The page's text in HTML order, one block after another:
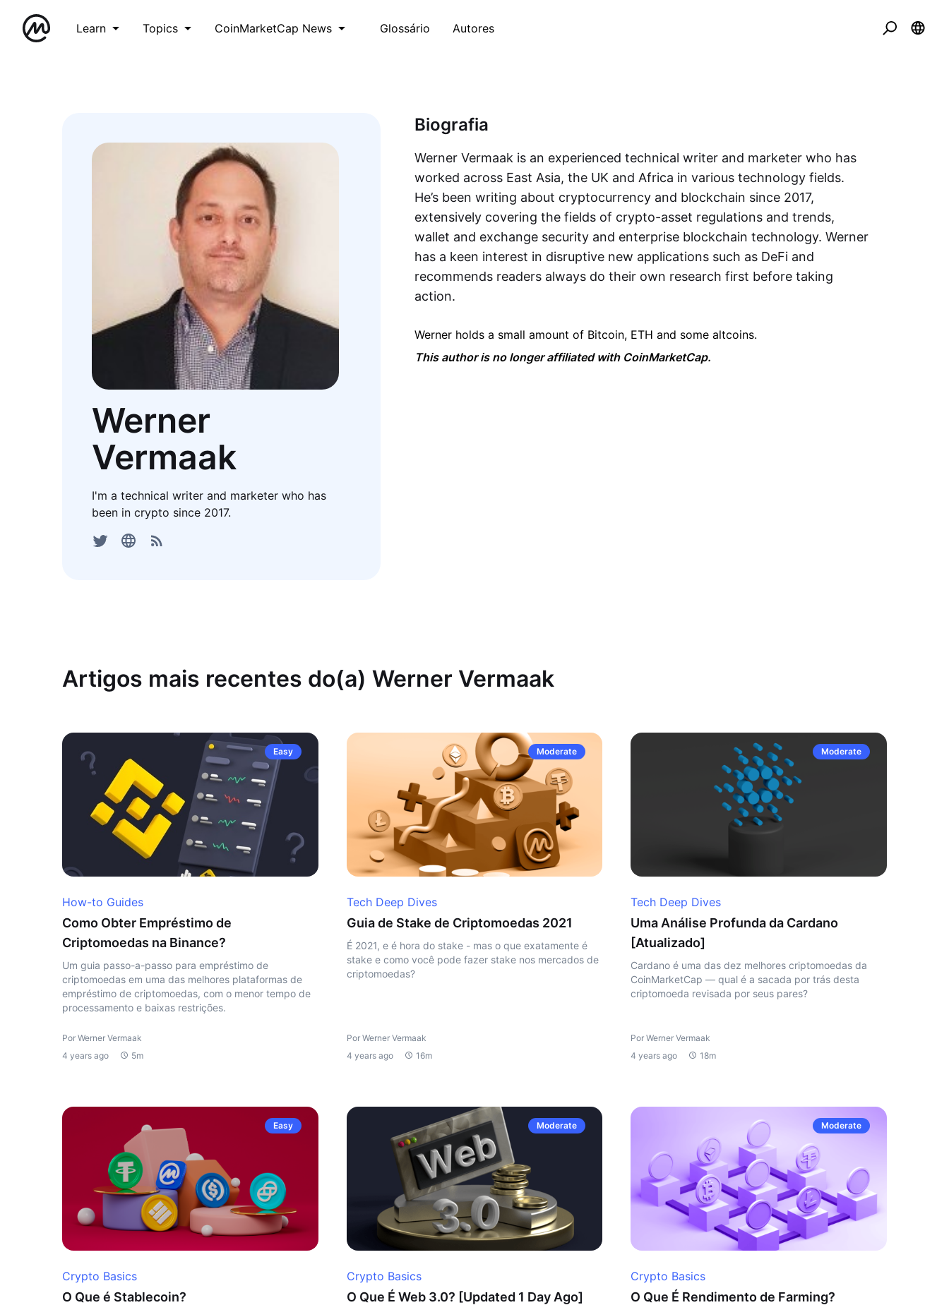
Learn Topics CoinMarketCap News Glossário Autores
Werner
Vermaak
I'm a technical writer and marketer who has
been in crypto since 2017.
Biografia
Werner Vermaak is an experienced technical writer and marketer who has
worked across East Asia, the UK and Africa in various technology fields.
He’s been writing about cryptocurrency and blockchain since 2017,
extensively covering the fields of crypto-asset regulations and trends,
wallet and exchange security and enterprise blockchain technology. Werner
has a keen interest in disruptive new applications such as DeFi and
recommends readers always do their own research first before taking
action.
Werner holds a small amount of Bitcoin, ETH and some altcoins.
This author is no longer affiliated with CoinMarketCap.
Artigos mais recentes do(a) Werner Vermaak
Easy
How-to Guides
Como Obter Empréstimo de
Criptomoedas na Binance?
Um guia passo-a-passo para empréstimo de
criptomoedas em uma das melhores plataformas de
empréstimo de criptomoedas, com o menor tempo de
processamento e baixas restrições.
Por Werner Vermaak
4 years ago
5m
Moderate
Tech Deep Dives
Guia de Stake de Criptomoedas 2021
É 2021, e é hora do stake - mas o que exatamente é
stake e como você pode fazer stake nos mercados de
criptomoedas?
Por Werner Vermaak
4 years ago
16m
Moderate
Tech Deep Dives
Uma Análise Profunda da Cardano
[Atualizado]
Cardano é uma das dez melhores criptomoedas da
CoinMarketCap — qual é a sacada por trás desta
criptomoeda revisada por seus pares?
Por Werner Vermaak
4 years ago
18m
Easy
Crypto Basics
O Que é Stablecoin?
Moderate
Crypto Basics
O Que É Web 3.0? [Updated 1 Day Ago]
Moderate
Crypto Basics
O Que É Rendimento de Farming?